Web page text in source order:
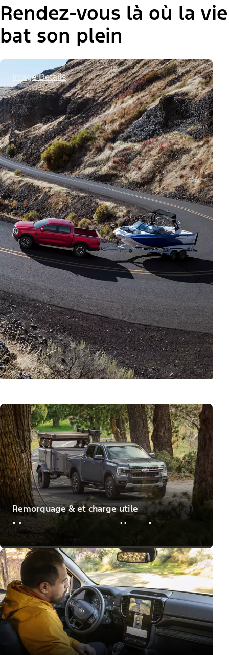
Rendez-vous là où la vie
bat son plein
Image Details
Remorquage & et charge utile
Un moyen pour aller de
l'avant
Technologie de remorquage